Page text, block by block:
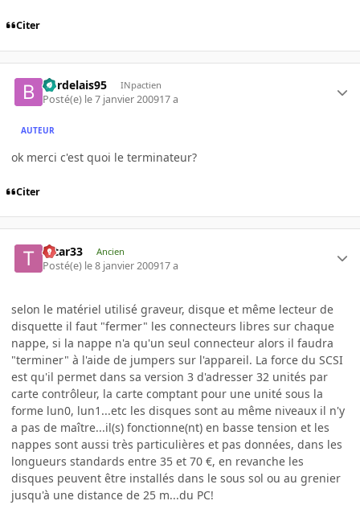
Citer
bordelais95 INpactien
Posté(e) le 7 janvier 200917 a
AUTEUR
ok merci c'est quoi le terminateur?
Citer
tatar33 Ancien
Posté(e) le 8 janvier 200917 a
selon le matériel utilisé graveur, disque et même lecteur de
disquette il faut "fermer" les connecteurs libres sur chaque
nappe, si la nappe n'a qu'un seul connecteur alors il faudra
"terminer" à l'aide de jumpers sur l'appareil. La force du SCSI
est qu'il permet dans sa version 3 d'adresser 32 unités par
carte contrôleur, la carte comptant pour une unité sous la
forme lun0, lun1...etc les disques sont au même niveaux il n'y
a pas de maître...il(s) fonctionne(nt) en basse tension et les
nappes sont aussi très particulières et pas données, dans les
longueurs standards entre 35 et 70 €, en revanche les
disques peuvent être installés dans le sous sol ou au grenier
jusqu'à une distance de 25 m...du PC!